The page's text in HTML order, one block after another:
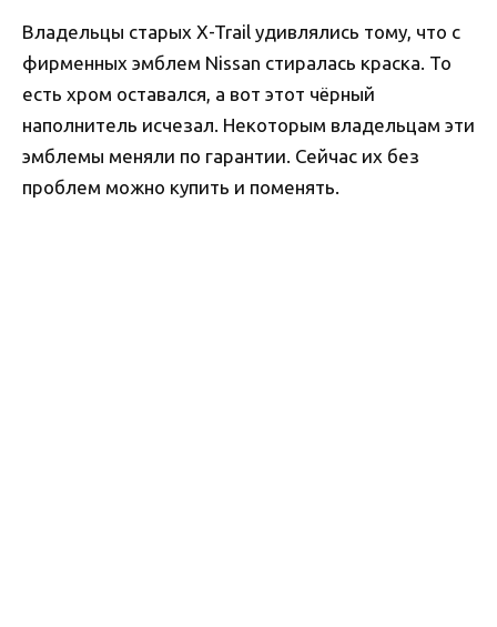
Владельцы старых X-Trail удивлялись тому, что с
фирменных эмблем Nissan стиралась краска. То
есть хром оставался, а вот этот чёрный
наполнитель исчезал. Некоторым владельцам эти
эмблемы меняли по гарантии. Сейчас их без
проблем можно купить и поменять.